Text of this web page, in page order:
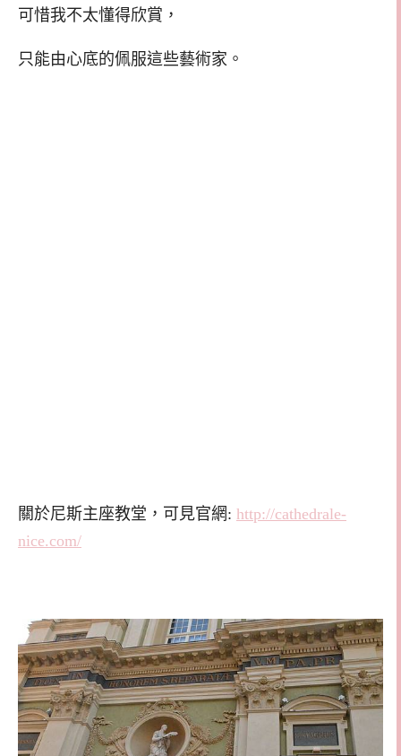
可惜我不太懂得欣賞，
只能由心底的佩服這些藝術家。
關於尼斯主座教堂，可見官網: http://cathedrale-
nice.com/